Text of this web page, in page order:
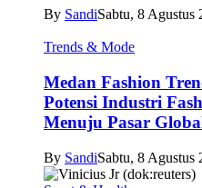
By SandiSabtu, 8 Agustus
Trends & Mode
Medan Fashion
Potensi Industri
Menuju Pasar
By SandiSabtu, 8 Agustus